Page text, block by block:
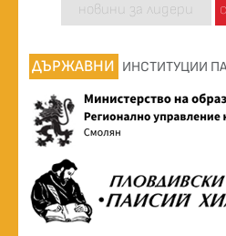
новини за лидери
ДЪРЖАВНИ ИНСТИТУЦИИ